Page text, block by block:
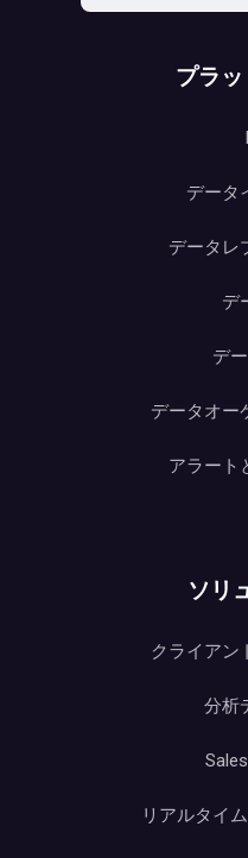
プラ
データ
データレ
デ
デ
データオー
アラート
ソリ
クライアン
分析
リアルタイ